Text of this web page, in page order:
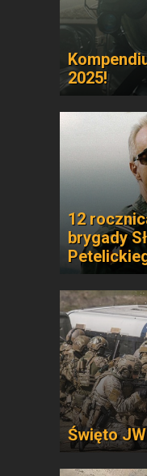
2025!
12
brygady
Święto